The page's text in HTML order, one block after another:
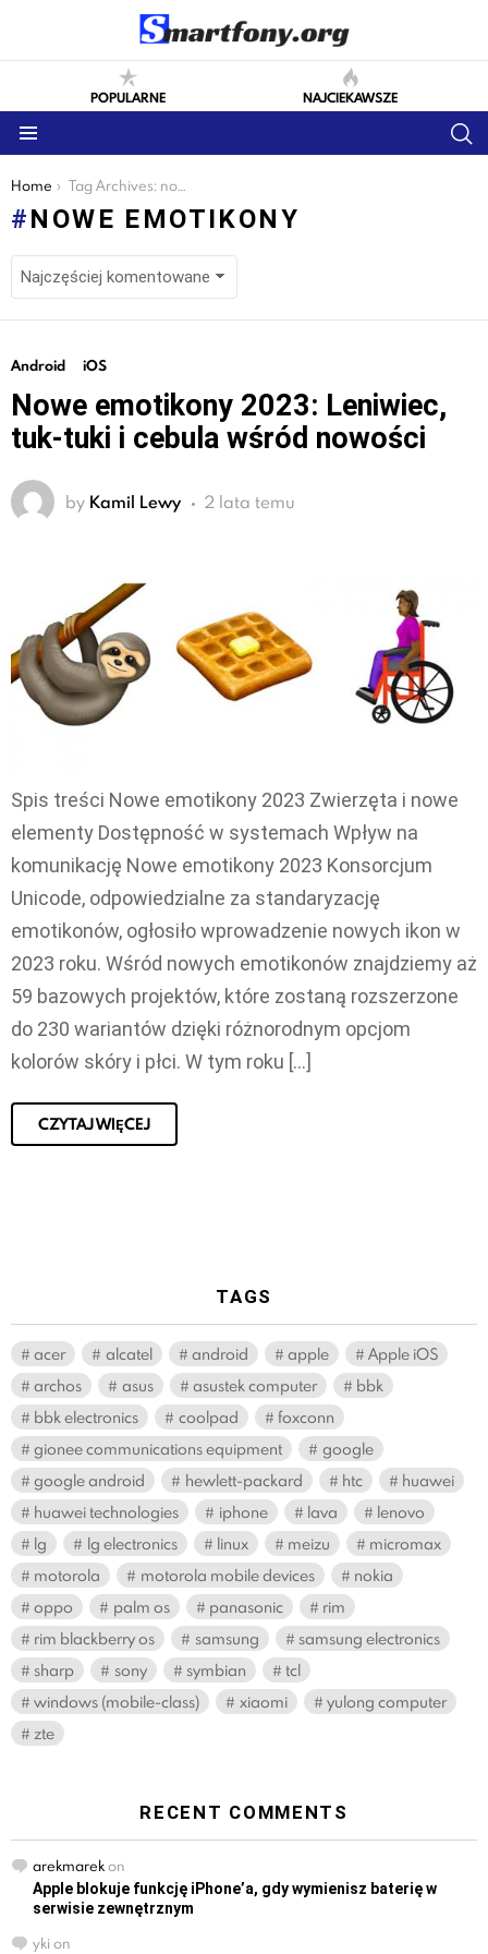
POPULARNE NAJCIEKAWSZE
You are here:
Home Tag Archives: nowe emotikony
NOWE EMOTIKONY
LATEST
Android iOS
Nowe emotikony 2023: Leniwiec,
tuk-tuki i cebula wśród nowości
by Kamil Lewy 2 lata temu
Spis treści Nowe emotikony 2023 Zwierzęta i nowe
elementy Dostępność w systemach Wpływ na
komunikację Nowe emotikony 2023 Konsorcjum
Unicode, odpowiedzialne za standaryzację
emotikonów, ogłosiło wprowadzenie nowych ikon w
2023 roku. Wśród nowych emotikonów znajdziemy aż
59 bazowych projektów, które zostaną rozszerzone
do 230 wariantów dzięki różnorodnym opcjom
kolorów skóry i płci. W tym roku […]
CZYTAJ WIĘCEJ
TAGS
acer alcatel android apple
Apple iOS
archos
asus asustek computer
bbk
bbk electronics
coolpad
foxconn
gionee communications equipment
google
google android
hewlett-packard htc
huawei
huawei technologies
iphone lava
lenovo
lg
lg electronics linux meizu
micromax
motorola
motorola mobile devices
nokia
oppo
palm os panasonic
rim
rim blackberry os
samsung
samsung electronics
sharp
sony symbian
tcl
windows (mobile-class)
xiaomi
yulong computer
zte
RECENT COMMENTS
arekmarekon
Apple blokuje funkcję iPhone’a, gdy wymienisz baterię w
serwisie zewnętrznym
yki on